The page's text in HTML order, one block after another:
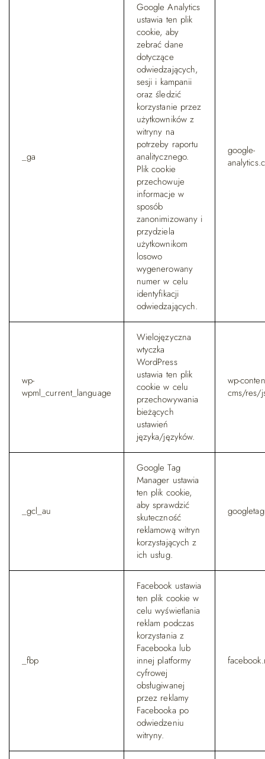
_ga
Google Analytics
ustawia ten plik
cookie, aby
zebrać dane
dotyczące
odwiedzających,
sesji i kampanii
oraz śledzić
korzystanie przez
użytkowników z
witryny na
potrzeby raportu
analitycznego.
Plik cookie
przechowuje
informacje w
sposób
zanonimizowany i
przydziela
użytkownikom
losowo
wygenerowany
numer w celu
identyfikacji
odwiedzających.
google-
wp-
wpml_current_language
Wielojęzyczna
wtyczka
WordPress
ustawia ten plik
cookie w celu
przechowywania
bieżących
ustawień
języka/języków.
wp-
cms/res/
_gcl_au
Google Tag
Manager ustawia
ten plik cookie,
aby sprawdzić
skuteczność
reklamową witryn
korzystających z
ich usług.
_fbp
Facebook ustawia
ten plik cookie w
celu wyświetlania
reklam podczas
korzystania z
Facebooka lub
innej platformy
cyfrowej
obsługiwanej
przez reklamy
Facebooka po
odwiedzeniu
witryny.